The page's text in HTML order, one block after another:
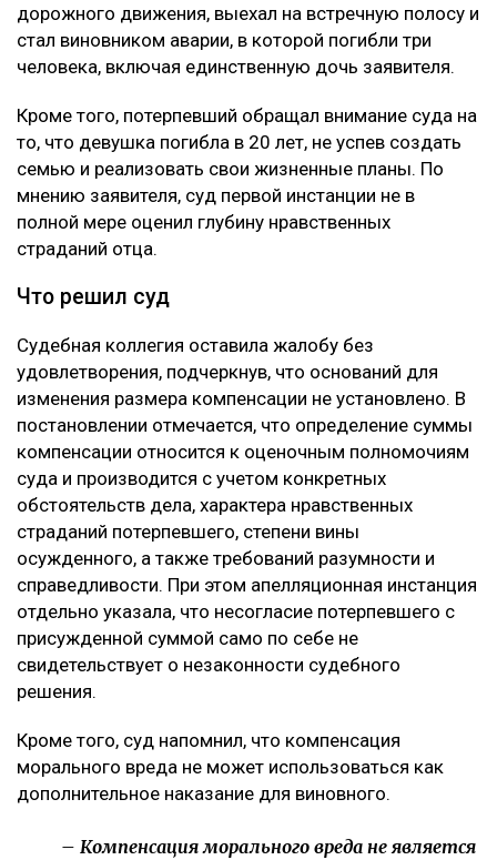
дорожного движения, выехал на встречную полосу и
стал виновником аварии, в которой погибли три
человека, включая единственную дочь заявителя.
Кроме того, потерпевший обращал внимание суда на
то, что девушка погибла в 20 лет, не успев создать
семью и реализовать свои жизненные планы. По
мнению заявителя, суд первой инстанции не в
полной мере оценил глубину нравственных
страданий отца.
Что решил суд
Судебная коллегия оставила жалобу без
удовлетворения, подчеркнув, что оснований для
изменения размера компенсации не установлено. В
постановлении отмечается, что определение суммы
компенсации относится к оценочным полномочиям
суда и производится с учетом конкретных
обстоятельств дела, характера нравственных
страданий потерпевшего, степени вины
осужденного, а также требований разумности и
справедливости. При этом апелляционная инстанция
отдельно указала, что несогласие потерпевшего с
присужденной суммой само по себе не
свидетельствует о незаконности судебного
решения.
Кроме того, суд напомнил, что компенсация
морального вреда не может использоваться как
дополнительное наказание для виновного.
– Компенсация морального вреда не является